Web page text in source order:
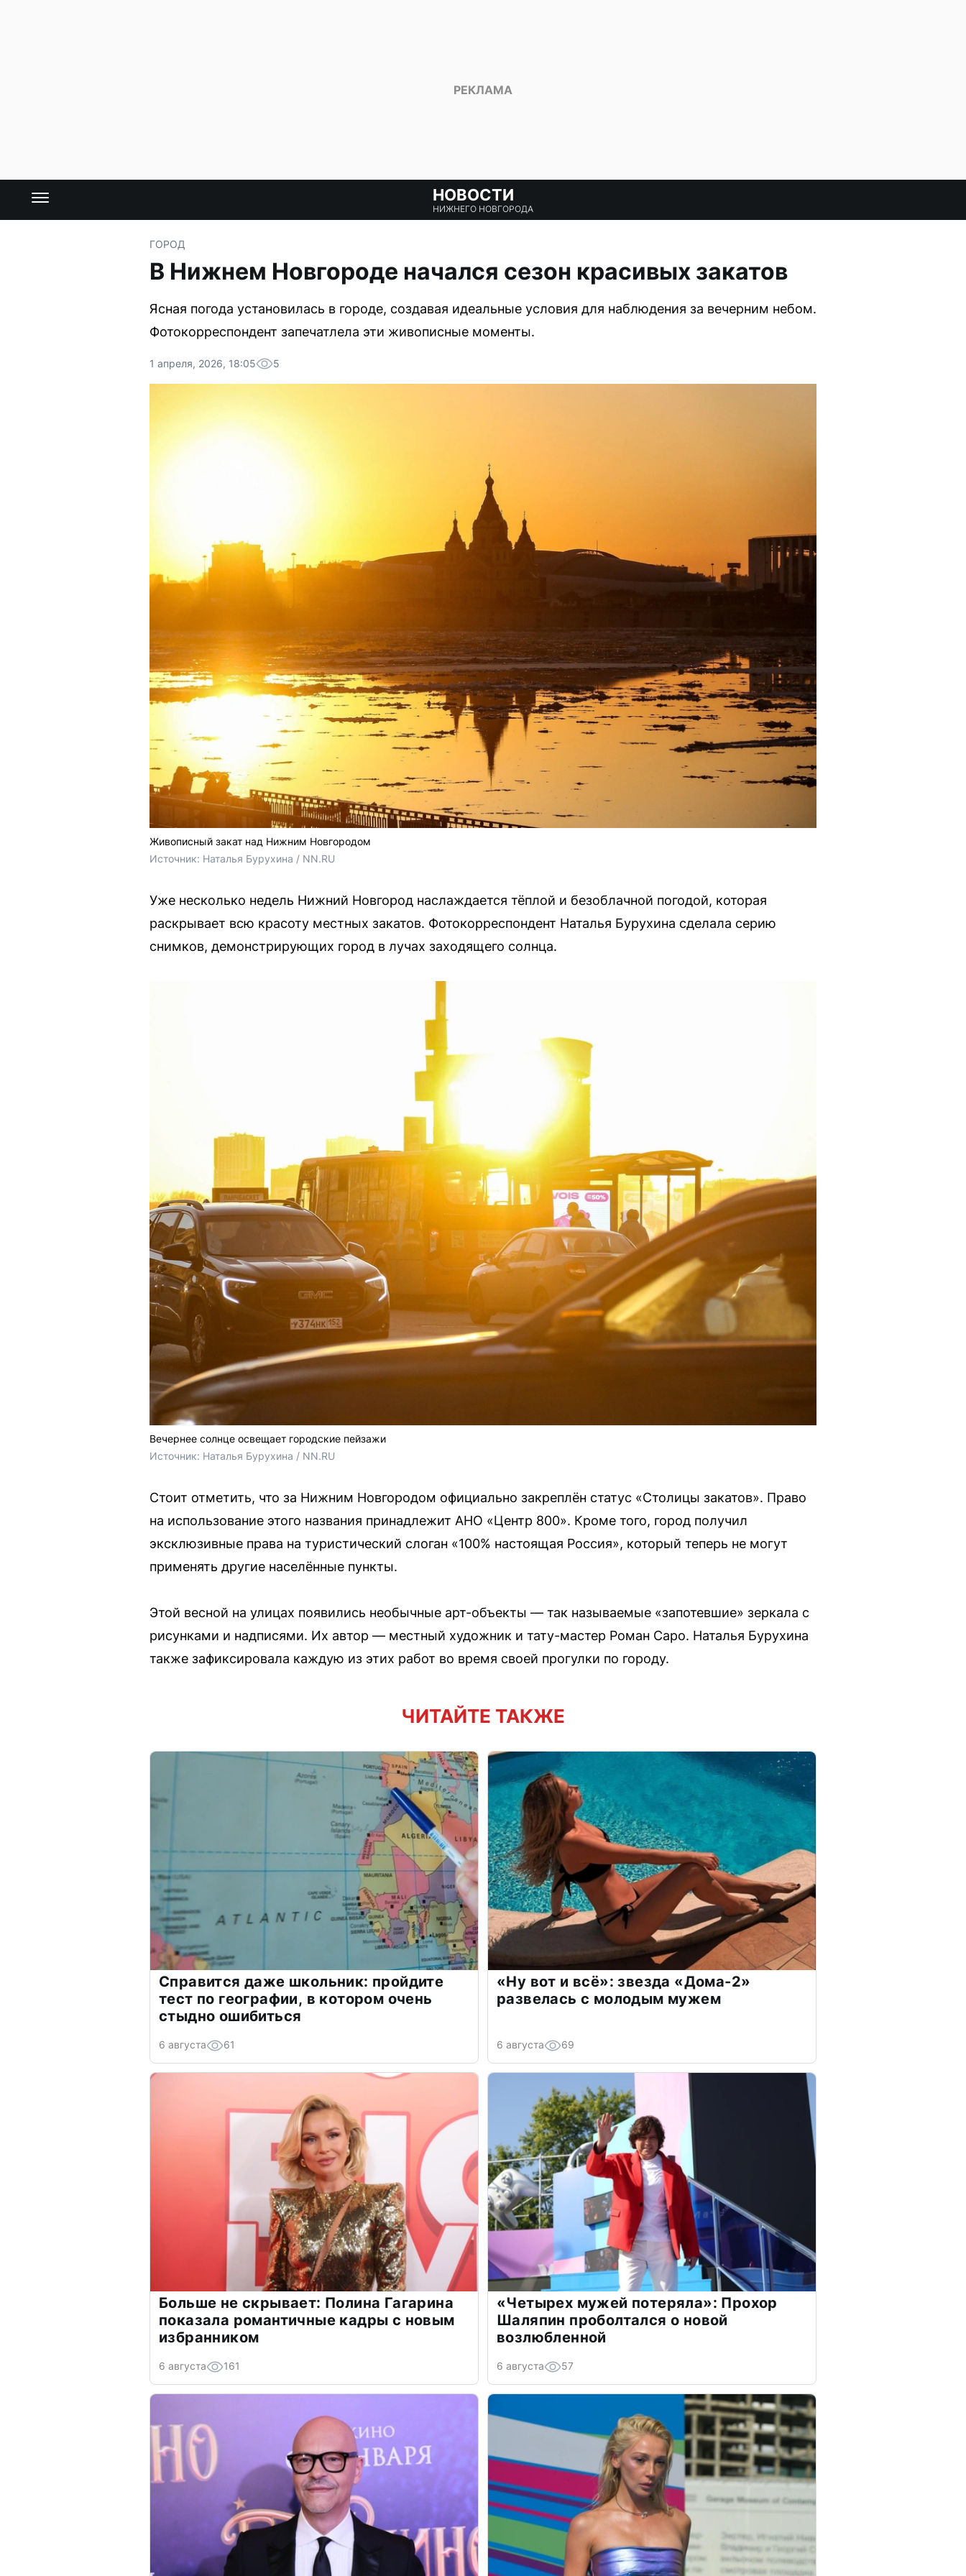
НОВОСТИ
НИЖНЕГО НОВГОРОДА
ГОРОД
В Нижнем Новгороде начался сезон красивых закатов
Ясная погода установилась в городе, создавая идеальные условия для наблюдения за вечерним небом.
Фотокорреспондент запечатлела эти живописные моменты.
1 апреля, 2026, 18:05 5
Живописный закат над Нижним Новгородом
Источник: Наталья Бурухина / NN.RU
Уже несколько недель Нижний Новгород наслаждается тёплой и безоблачной погодой, которая
раскрывает всю красоту местных закатов. Фотокорреспондент Наталья Бурухина сделала серию
снимков, демонстрирующих город в лучах заходящего солнца.
Вечернее солнце освещает городские пейзажи
Источник: Наталья Бурухина / NN.RU
Стоит отметить, что за Нижним Новгородом официально закреплён статус «Столицы закатов». Право
на использование этого названия принадлежит АНО «Центр 800». Кроме того, город получил
эксклюзивные права на туристический слоган «100% настоящая Россия», который теперь не могут
применять другие населённые пункты.
Этой весной на улицах появились необычные арт-объекты — так называемые «запотевшие» зеркала с
рисунками и надписями. Их автор — местный художник и тату-мастер Роман Саро. Наталья Бурухина
также зафиксировала каждую из этих работ во время своей прогулки по городу.
ЧИТАЙТЕ ТАКЖЕ
Справится даже школьник: пройдите
тест по географии, в котором очень
стыдно ошибиться
6 августа 61
«Ну вот и всё»: звезда «Дома-2»
развелась с молодым мужем
6 августа 69
Больше не скрывает: Полина Гагарина
показала романтичные кадры с новым
избранником
6 августа 161
«Четырех мужей потеряла»: Прохор
Шаляпин проболтался о новой
возлюбленной
6 августа 57